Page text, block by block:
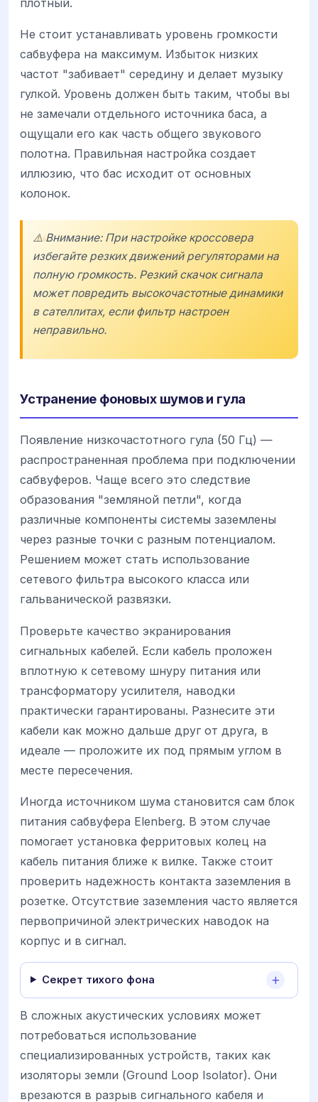
Не стоит устанавливать уровень громкости
сабвуфера на максимум. Избыток низких
частот "забивает" середину и делает музыку
гулкой. Уровень должен быть таким, чтобы вы
не замечали отдельного источника баса, а
ощущали его как часть общего звукового
полотна. Правильная настройка создает
иллюзию, что бас исходит от основных
колонок.
⚠️ Внимание: При настройке кроссовера
избегайте резких движений регуляторами на
полную громкость. Резкий скачок сигнала
может повредить высокочастотные динамики
в сателлитах, если фильтр настроен
неправильно.
Устранение фоновых шумов и гула
Появление низкочастотного гула (50 Гц) —
распространенная проблема при подключении
сабвуферов. Чаще всего это следствие
образования "земляной петли", когда
различные компоненты системы заземлены
через разные точки с разным потенциалом.
Решением может стать использование
сетевого фильтра высокого класса или
гальванической развязки.
Проверьте качество экранирования
сигнальных кабелей. Если кабель проложен
вплотную к сетевому шнуру питания или
трансформатору усилителя, наводки
практически гарантированы. Разнесите эти
кабели как можно дальше друг от друга, в
идеале — проложите их под прямым углом в
месте пересечения.
Иногда источником шума становится сам блок
питания сабвуфера Elenberg. В этом случае
помогает установка ферритовых колец на
кабель питания ближе к вилке. Также стоит
проверить надежность контакта заземления в
розетке. Отсутствие заземления часто является
первопричиной электрических наводок на
корпус и в сигнал.
Секрет тихого фона
В сложных акустических условиях может
потребоваться использование
специализированных устройств, таких как
изоляторы земли (Ground Loop Isolator). Они
врезаются в разрыв сигнального кабеля и